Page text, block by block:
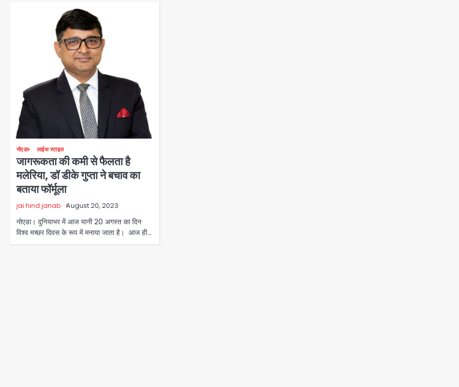
नोएडा लाईफ स्टाइल
जागरूकता की कमी से फैलता है
मलेरिया, डॉ डीके गुप्ता ने बचाव का
बताया फॉर्मूला
jai hind janab August 20, 2023
नोएडा। दुनियाभर में आज यानी 20 अगस्त का दिन
विश्व मच्छर दिवस के रूप में मनाया जाता है। आज ही…